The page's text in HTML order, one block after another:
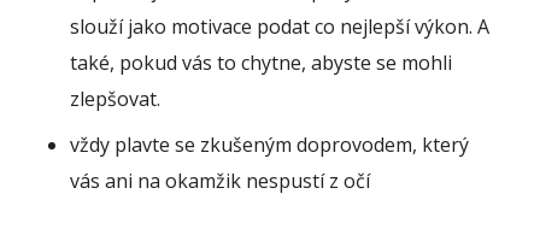
slouží jako motivace podat co nejlepší výkon. A
také, pokud vás to chytne, abyste se mohli
zlepšovat.
vždy plavte se zkušeným doprovodem, který
vás ani na okamžik nespustí z očí